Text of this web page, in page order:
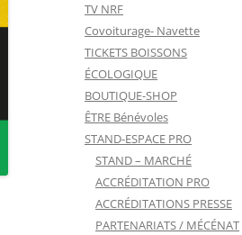
TV NRF
Covoiturage- Navette
TICKETS BOISSONS
ÉCOLOGIQUE
BOUTIQUE-SHOP
ÊTRE Bénévoles
STAND-ESPACE PRO
STAND – MARCHÉ
ACCRÉDITATION PRO
ACCRÉDITATIONS PRESSE
PARTENARIATS / MÉCÉNAT